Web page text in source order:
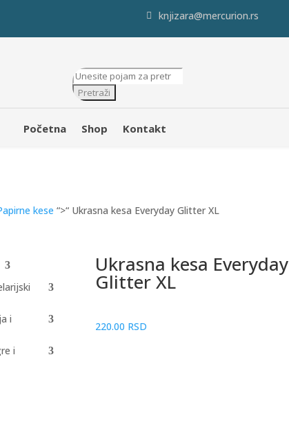
knjizara@mercurion.rs
Products
search
Pretraži
Početna Shop Kontakt
kese “>“ Ukrasna kesa Everyday Glitter XL
i
i
Ukrasna kesa Everyday
Glitter XL
220.00 RSD